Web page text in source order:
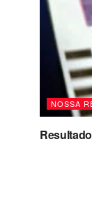
NOSSA